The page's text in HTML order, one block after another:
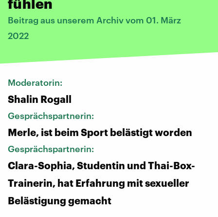
fühlen
Beitrag aus unserem Archiv vom 01. März
2022
Moderatorin:
Shalin Rogall
Gesprächspartnerin:
Merle, ist beim Sport belästigt worden
Gesprächspartnerin:
Clara-Sophia, Studentin und Thai-Box-
Trainerin, hat Erfahrung mit sexueller
Belästigung gemacht